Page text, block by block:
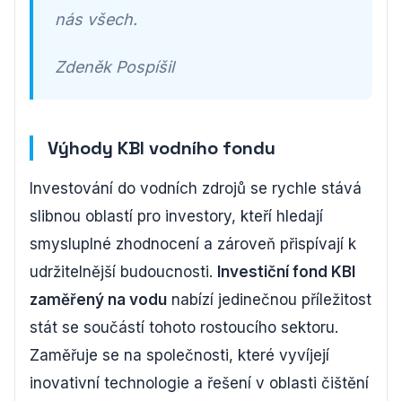
nás všech.
Zdeněk Pospíšil
Výhody KBI vodního fondu
Investování do vodních zdrojů se rychle stává
slibnou oblastí pro investory, kteří hledají
smysluplné zhodnocení a zároveň přispívají k
udržitelnější budoucnosti. Investiční fond KBI
zaměřený na vodu nabízí jedinečnou příležitost
stát se součástí tohoto rostoucího sektoru.
Zaměřuje se na společnosti, které vyvíjejí
inovativní technologie a řešení v oblasti čištění